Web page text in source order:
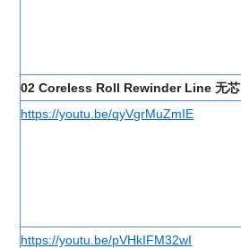
02 Coreless Roll Rewinder Line 无芯
https://youtu.be/qyVgrMuZmIE
https://youtu.be/pVHkIFM32wI